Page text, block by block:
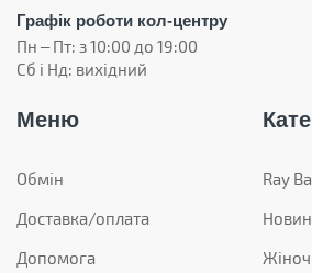
Графік роботи кол-центру
Пн – Пт: з 10:00 до 19:00
Сб і Нд: вихідний
Меню
Обмін
Доставка/оплата
Допомога
Ray